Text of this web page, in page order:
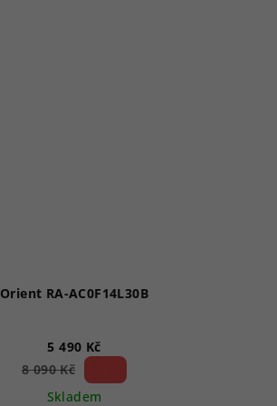
Orient RA-AC0F14L30B
5 490 Kč
8 090 Kč
Skladem